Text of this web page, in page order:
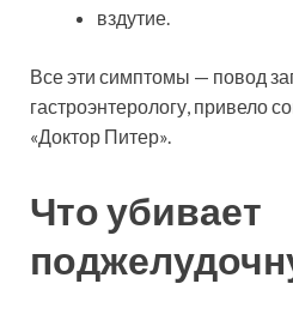
вздутие.
Все эти симптомы — повод
гастроэнтерологу, привело
«Доктор Питер».
Что убивает